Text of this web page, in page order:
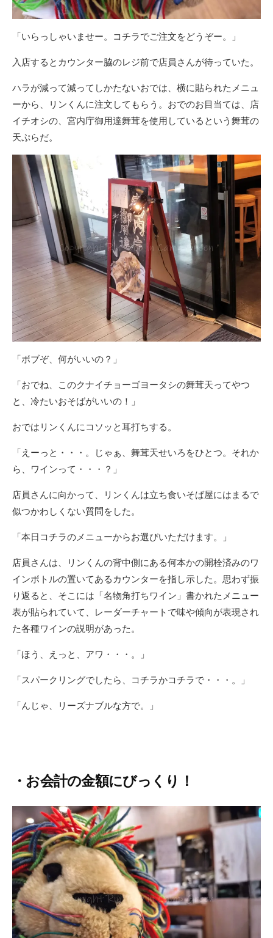
「いらっしゃいませー。コチラでご注文をどうぞー。」
入店するとカウンター脇のレジ前で店員さんが待っていた。
ハラが減って減ってしかたないおでは、横に貼られたメニュ
ーから、リンくんに注文してもらう。おでのお目当ては、店
イチオシの、宮内庁御用達舞茸を使用しているという舞茸の
天ぷらだ。
「ボブぞ、何がいいの？」
「おでね、このクナイチョーゴヨータシの舞茸天ってやつ
と、冷たいおそばがいいの！」
おではリンくんにコソッと耳打ちする。
「えーっと・・・。じゃぁ、舞茸天せいろをひとつ。それか
ら、ワインって・・・？」
店員さんに向かって、リンくんは立ち食いそば屋にはまるで
似つかわしくない質問をした。
「本日コチラのメニューからお選びいただけます。」
店員さんは、リンくんの背中側にある何本かの開栓済みのワ
インボトルの置いてあるカウンターを指し示した。思わず振
り返ると、そこには「名物角打ちワイン」書かれたメニュー
表が貼られていて、レーダーチャートで味や傾向が表現され
た各種ワインの説明があった。
「ほう、えっと、アワ・・・。」
「スパークリングでしたら、コチラかコチラで・・・。」
「んじゃ、リーズナブルな方で。」
・お会計の金額にびっくり！